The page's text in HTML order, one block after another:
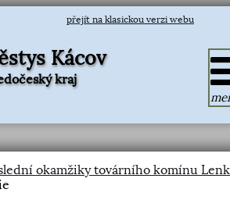
přejít na klasickou verzi webu
Kácov
kraj
okamžiky továrního komínu